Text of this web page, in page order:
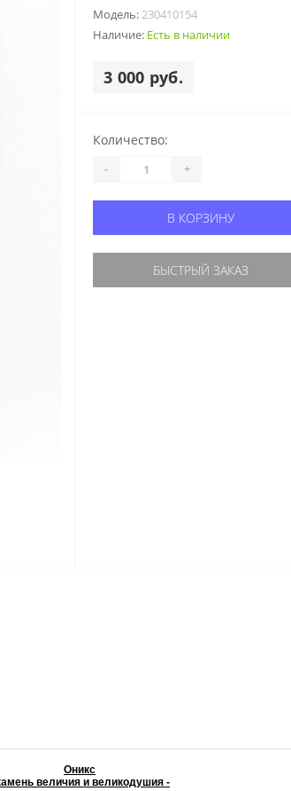
Модель: 230410154
Наличие: Есть в наличии
3 000 руб.
Количество:
- +
В КОРЗИНУ
БЫСТРЫЙ ЗАКАЗ
Оникс
величия и великодушия -